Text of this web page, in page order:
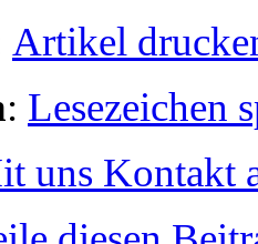
Artikel
: Lesezeichen
uns Kontakt